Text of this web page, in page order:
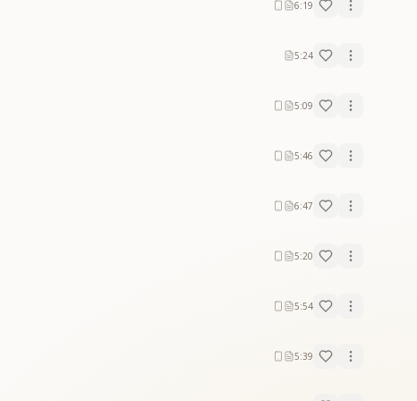
6:19
5:24
5:09
5:46
6:47
5:20
5:54
5:39